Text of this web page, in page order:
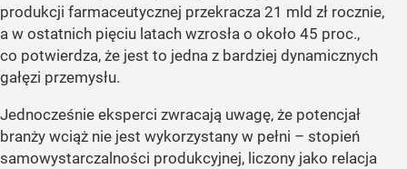
produkcji farmaceutycznej przekracza 21 mld zł rocznie,
a w ostatnich pięciu latach wzrosła o około 45 proc.,
co potwierdza, że jest to jedna z bardziej dynamicznych
gałęzi przemysłu.
Jednocześnie eksperci zwracają uwagę, że potencjał
branży wciąż nie jest wykorzystany w pełni – stopień
samowystarczalności produkcyjnej, liczony jako relacja